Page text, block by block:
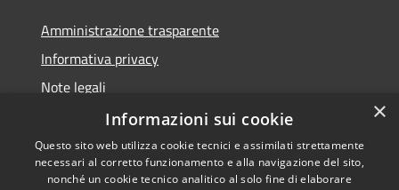
Amministrazione trasparente
Informativa privacy
Note legali
Dichiarazione di accessibilità
×
Informazioni sui cookie
Questo sito web utilizza cookie tecnici e assimilati strettamente
necessari al corretto funzionamento e alla navigazione del sito,
nonché un cookie tecnico analitico al solo fine di elaborare